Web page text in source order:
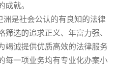
成就。
是社会公认的有良知的法律
筛选的追求正义、年富力强、
竭诚提供优质高效的法律服务
每一项业务均有专业化办案小